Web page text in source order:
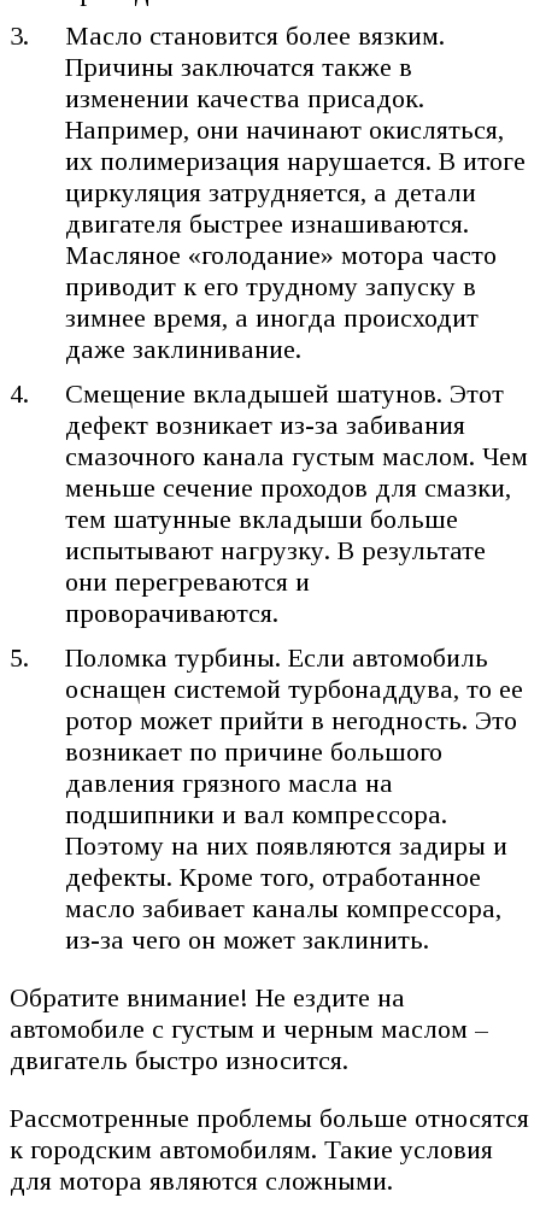
Масло становится более вязким.
Причины заключатся также в
изменении качества присадок.
Например, они начинают окисляться,
их полимеризация нарушается. В итоге
циркуляция затрудняется, а детали
двигателя быстрее изнашиваются.
Масляное «голодание» мотора часто
приводит к его трудному запуску в
зимнее время, а иногда происходит
даже заклинивание.
Смещение вкладышей шатунов. Этот
дефект возникает из-за забивания
смазочного канала густым маслом. Чем
меньше сечение проходов для смазки,
тем шатунные вкладыши больше
испытывают нагрузку. В результате
они перегреваются и
проворачиваются.
Поломка турбины. Если автомобиль
оснащен системой турбонаддува, то ее
ротор может прийти в негодность. Это
возникает по причине большого
давления грязного масла на
подшипники и вал компрессора.
Поэтому на них появляются задиры и
дефекты. Кроме того, отработанное
масло забивает каналы компрессора,
из-за чего он может заклинить.
Обратите внимание! Не ездите на
автомобиле с густым и черным маслом –
двигатель быстро износится.
Рассмотренные проблемы больше относятся
к городским автомобилям. Такие условия
для мотора являются сложными.